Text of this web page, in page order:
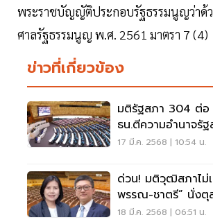
พระราชบัญญัติประกอบรัฐธรรมนูญว่าด้
ศาลรัฐธรรมนูญ พ.ศ. 2561 มาตรา 7 (4)
ข่าวที่เกี่ยวข้อง
มติรัฐสภา 304 ต่อ
ธน.ตีความอำนาจรั
รัฐธรรมนูญ
17 มี.ค. 2568 | 10:54 น.
ด่วน! มติวุฒิสภาไม่
พรรณ-ชาตรี” นั่งตุ
รธน.
18 มี.ค. 2568 | 06:51 น.